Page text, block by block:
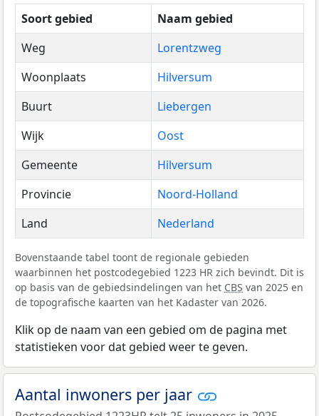
Soort gebied
Naam gebied
Weg
Lorentzweg
Woonplaats
Hilversum
Buurt
Liebergen
Wijk
Oost
Gemeente
Hilversum
Provincie
Noord-Holland
Land
Nederland
Bovenstaande tabel toont de regionale gebieden
waarbinnen het postcodegebied 1223 HR zich bevindt. Dit is
op basis van de gebiedsindelingen van het CBS van 2025 en
de topografische kaarten van het Kadaster van 2026.
Klik op de naam van een gebied om de pagina met
statistieken voor dat gebied weer te geven.
Aantal inwoners per jaar